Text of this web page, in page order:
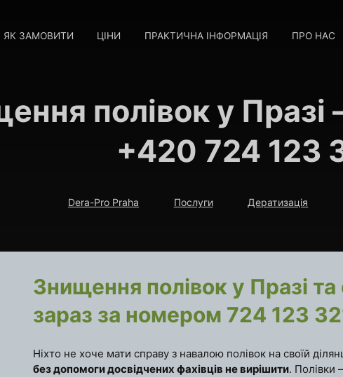
ЯК ЗАМОВИТИ ЦІНИ ПРАКТИЧНА ІНФОРМАЦІЯ ПРО НАС
полівок у
+420 724 123
Dera-Pro Praha Послуги Дератизація
Знищення полівок у Празі
зараз за номером 724 123
Ніхто не хоче мати справу з навалою полівок на своїй
без допомоги досвідчених фахівців не вирішити. Полівки